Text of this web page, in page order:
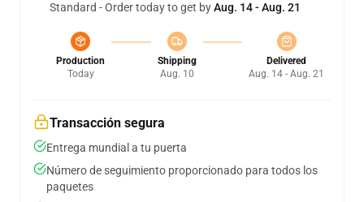
Standard - Order today to get byAug. 14 - Aug. 21
Production
Today
Shipping
Aug. 10
Delivered
Aug. 14 - Aug. 21
Transacción segura
Entrega mundial a tu puerta
Número de seguimiento proporcionado para todos los
paquetes